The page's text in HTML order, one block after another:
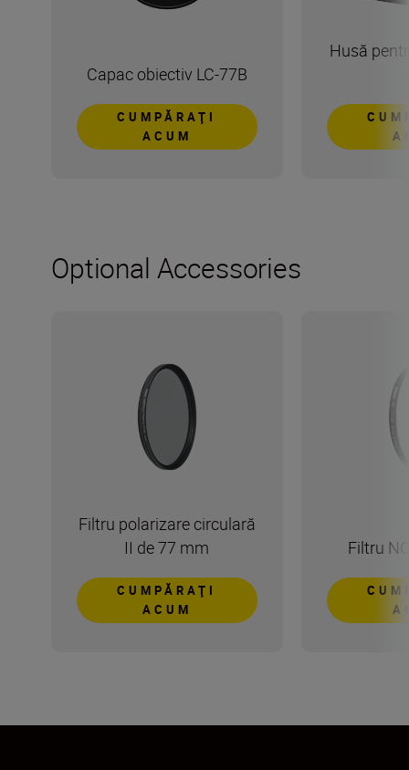
Capac obiectiv LC-77B
CUMPĂRAŢI
ACUM
Husă
Optional Accessories
Filtru polarizare circulară
II de 77 mm
CUMPĂRAŢI
ACUM
Filtru